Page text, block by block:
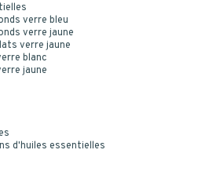
verre bleu
verre jaune
verre jaune
blanc
jaune
d'huiles essentielles